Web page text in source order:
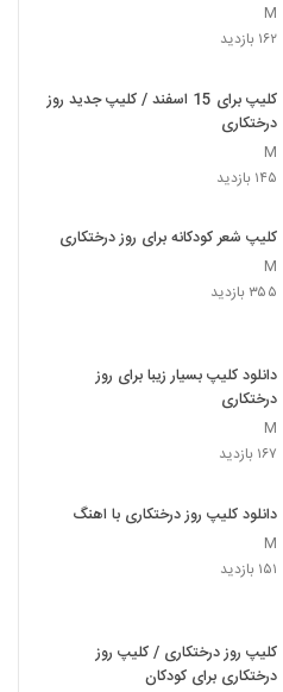
M
۱۶۲ بازدید
کلیپ برای 15 اسفند / کلیپ جدید روز
درختکاری
M
۱۴۵ بازدید
کلیپ شعر کودکانه برای روز درختکاری
M
۳۵۵ بازدید
دانلود کلیپ بسیار زیبا برای روز
درختکاری
M
۱۶۷ بازدید
دانلود کلیپ روز درختکاری با اهنگ
M
۱۵۱ بازدید
کلیپ روز درختکاری / کلیپ روز
درختکاری برای کودکان